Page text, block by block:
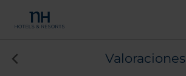
Valoraciones